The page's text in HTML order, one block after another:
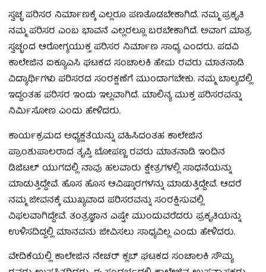
ಸ್ವಚ್ಛ ಪರಿಸರ ನಿರ್ಮಾಣಕ್ಕೆ ಎಲ್ಲರೂ ಪಣತೊಡಬೇಕಾಗಿದೆ. ನಮ್ಮ ಪ್ರಕೃತಿ
ನಮ್ಮ ಪರಿಸರ ಎಂಬ ಭಾವನೆ ಎಲ್ಲರಲ್ಲೂ ಬರಬೇಕಾಗಿದೆ. ಅವಾಗ ಮಾತ್ರ
ಸ್ವಚ್ಛಂದ ಆರೋಗ್ಯಯುಕ್ತ ಪರಿಸರ ನಿರ್ಮಾಣ ಸಾಧ್ಯ ಎಂದರು. ಪದವಿ
ಕಾಲೇಜಿನ ಐಕ್ಯೂಎಸಿ ಘಟಕದ ಸಂಚಾಲಕಿ ಹೇಮ ರವರು ಮಾತನಾಡಿ
ವಿದ್ಯಾರ್ಥಿಗಳು ಪರಿಸರದ ಸಂರಕ್ಷಣೆಗೆ ಮುಂದಾಗಬೇಕು. ನಮ್ಮ ಬಾಲ್ಯದಲ್ಲಿ
ಇದ್ದಂತಹ ಪರಿಸರ ಇಂದು ಇಲ್ಲವಾಗಿದೆ. ಮಾಲಿನ್ಯ ಮುಕ್ತ ಪರಿಸರವನ್ನು
ನಿರ್ಮಿಸೋಣ ಎಂದು ಹೇಳಿದರು.
ಕಾರ್ಯಕ್ರಮದ ಅಧ್ಯಕ್ಷತೆಯನ್ನು ವಹಿಸಿದಂತಹ ಕಾಲೇಜಿನ
ಪ್ರಾಂಶುಪಾಲರಾದ ತೃಪ್ತಿ ಬೋಪಣ್ಣ ರವರು ಮಾತನಾಡಿ ಇಂದಿನ
ಡಿಜಿಟಲ್ ಯುಗದಲ್ಲಿ ನಾವು ಹಲವಾರು ಕ್ಷೇತ್ರಗಳಲ್ಲಿ ಸಾಧನೆಯನ್ನು
ಮಾಡುತ್ತಿದ್ದೇವೆ. ಹೊಸ ಹೊಸ ಆವಿಷ್ಕಾರಗಳನ್ನು ಮಾಡುತ್ತಿದ್ದೇವೆ. ಆದರೆ
ನಮ್ಮ ಜೀವನಕ್ಕೆ ಮುಖ್ಯವಾದ ಪರಿಸರವನ್ನು ಸಂರಕ್ಷಿಸುವಲ್ಲಿ
ವಿಫಲವಾಗಿದ್ದೇವೆ. ತಂತ್ರಜ್ಞಾನ ಎಷ್ಟೇ ಮುಂದುವರೆದರು ಪ್ರಕೃತಿಯನ್ನು
ಉಳಿಸದಿದ್ದಲ್ಲಿ ಮಾನವನು ಜೀವಿಸಲು ಸಾಧ್ಯವಿಲ್ಲ ಎಂದು ಹೇಳಿದರು.
ವೇದಿಕೆಯಲ್ಲಿ ಕಾಲೇಜಿನ ನೇಚರ್ ಕ್ಲಬ್ ಘಟಕದ ಸಂಚಾಲಕಿ ಸೌಮ್ಯ